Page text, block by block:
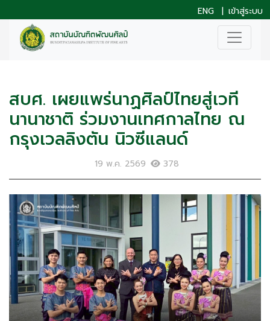
ENG | เข้าสู่ระบบ
สบศ. เผยแพร่นาฏศิลป์ไทยสู่เวที
นานาชาติ ร่วมงานเทศกาลไทย ณ
กรุงเวลลิงตัน นิวซีแลนด์
19 พ.ค. 2569 378